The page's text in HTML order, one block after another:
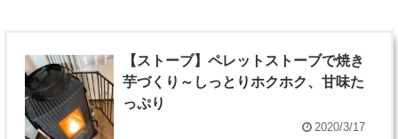
【ストーブ】ペレットストーブで焼き
芋づくり～しっとりホクホク、甘味た
っぷり
2020/3/17